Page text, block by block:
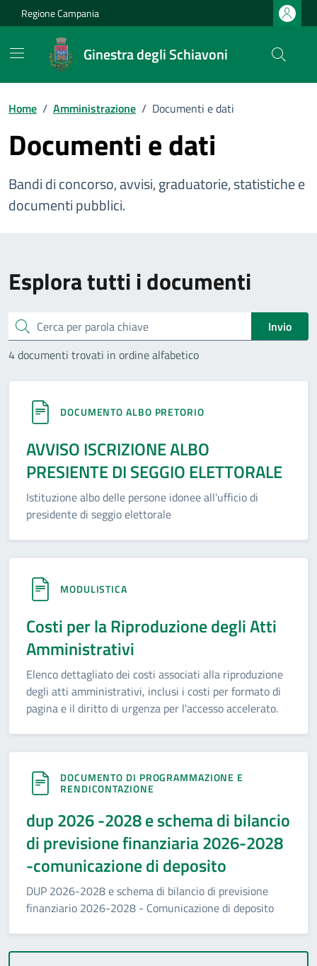
Vai ai contenuti
Vai al footer
Regione Campania
Ginestra degli Schiavoni
Home / Amministrazione / Documenti e dati
Documenti e dati
Bandi di concorso, avvisi, graduatorie, statistiche e
documenti pubblici.
Esplora tutti i documenti
Cerca
Invio
4 documenti trovati in ordine alfabetico
DOCUMENTO ALBO PRETORIO
AVVISO ISCRIZIONE ALBO
PRESIENTE DI SEGGIO ELETTORALE
Istituzione albo delle persone idonee all'ufficio di
presidente di seggio elettorale
MODULISTICA
Costi per la Riproduzione degli Atti
Amministrativi
Elenco dettagliato dei costi associati alla riproduzione
degli atti amministrativi, inclusi i costi per formato di
pagina e il diritto di urgenza per l'accesso accelerato.
DOCUMENTO DI PROGRAMMAZIONE E
RENDICONTAZIONE
dup 2026 -2028 e schema di bilancio
di previsione finanziaria 2026-2028
-comunicazione di deposito
DUP 2026-2028 e schema di bilancio di previsione
finanziario 2026-2028 - Comunicazione di deposito